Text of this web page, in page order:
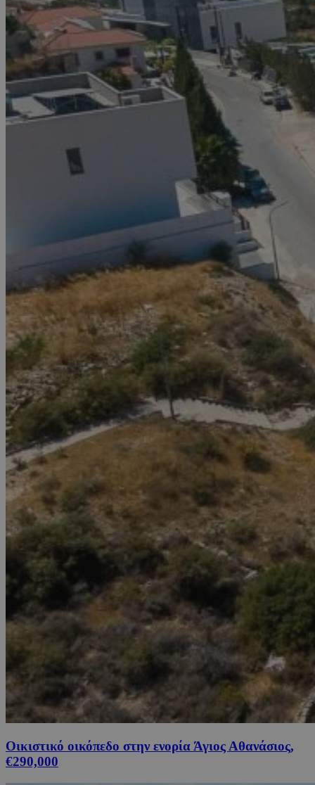
Οικιστικό οικόπεδο στην ενορία Άγιος Αθανάσιος,
€290,000